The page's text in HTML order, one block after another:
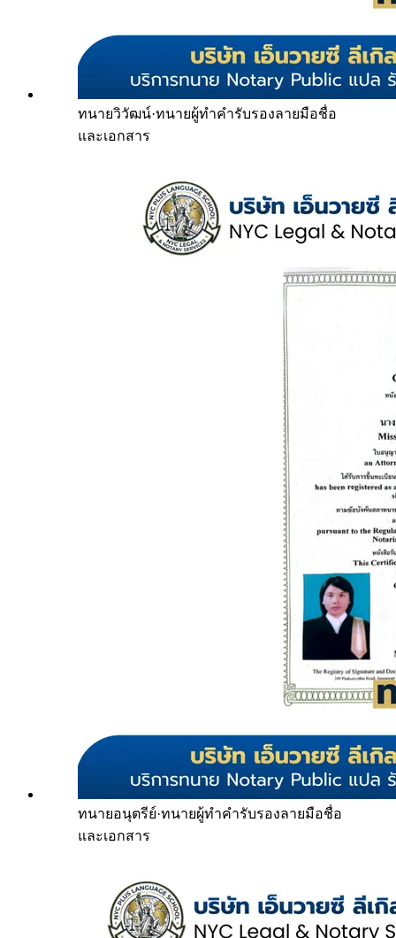
ทนายวิวัฒน์·ทนายผู้ทำคำรับรองลายมือชื่อ
และเอกสาร
ทนายอนุตรีย์·ทนายผู้ทำคำรับรองลายมือชื่อ
และเอกสาร